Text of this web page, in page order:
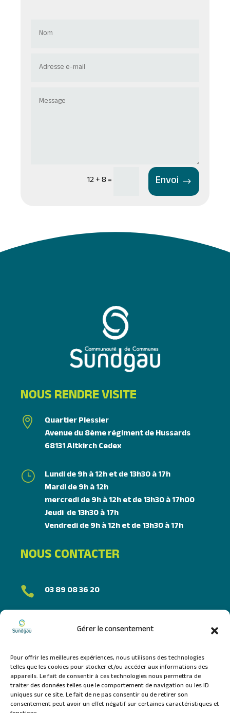
Gérer le consentement
Pour offrir les meilleures expériences, nous utilisons des technologies
telles que les cookies pour stocker et/ou accéder aux informations des
appareils. Le fait de consentir à ces technologies nous permettra de
traiter des données telles que le comportement de navigation ou les ID
uniques sur ce site. Le fait de ne pas consentir ou de retirer son
consentement peut avoir un effet négatif sur certaines caractéristiques et
12 + 8= Envoi
NOUS RENDRE VISITE

Quartier Plessier
Avenue du 8ème régiment de Hussards
68131 Altkirch Cedex
}
Lundi de 9h à 12h et de 13h30 à 17h
Mardi de 9h à 12h
mercredi de 9h à 12h et de 13h30 à 17h00
Jeudi de 13h30 à 17h
Vendredi de 9h à 12h et de 13h30 à 17h
NOUS CONTACTER
 03 89 08 36 20
FORMULAIRE DE CONTACT
NOUS SUIVRE